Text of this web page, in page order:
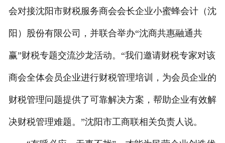
会对接沈阳市财税服务商会会长企业小蜜蜂会计（沈
阳）股份有限公司，并联合举办“沈商共惠融通共
赢”财税专题交流沙龙活动。“我们邀请财税专家对该
商会全体会员企业进行财税管理培训，为会员企业的
财税管理问题提供了可靠解决方案，帮助企业有效解
决财税管理难题。”沈阳市工商联相关负责人说。